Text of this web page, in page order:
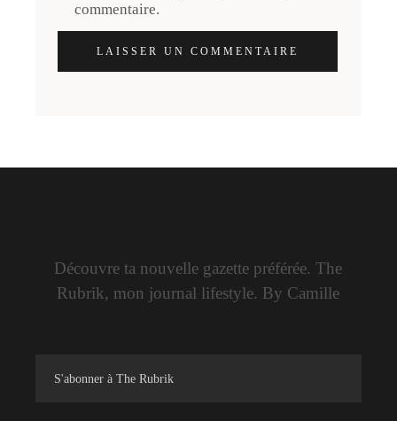
commentaire.
LAISSER UN COMMENTAIRE
Découvre ta nouvelle gazette préférée. The
Rubrik, mon journal lifestyle. By Camille